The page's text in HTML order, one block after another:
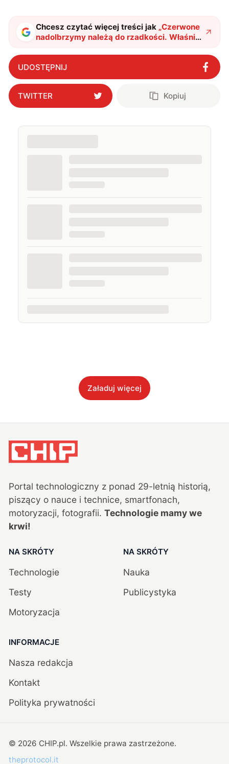
także uprawiać oraz oglądać sport.
Chcesz czytać więcej treści jak „Czerwone
nadolbrzymy należą do rzadkości. Właśnie
udało się je zaobserwować"?
UDOSTĘPNIJ
TWITTER Kopiuj
Załaduj więcej
Portal technologiczny z ponad 29-letnią historią,
piszący o nauce i technice, smartfonach,
motoryzacji, fotografii. Technologie mamy we
krwi!
NA SKRÓTY
Technologie
Testy
Motoryzacja
NA SKRÓTY
Nauka
Publicystyka
INFORMACJE
Nasza redakcja
Kontakt
Polityka prywatności
© 2026 CHIP.pl. Wszelkie prawa zastrzeżone.
theprotocol.it